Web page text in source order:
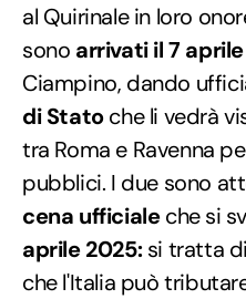
al Quirinale in loro
sono arrivati il 7 aprile
Ciampino, dando
di Statoche li vedrà
tra Roma e Ravenna
pubblici. I due sono
cena ufficialeche si
aprile 2025:si tratta
che l'Italia può